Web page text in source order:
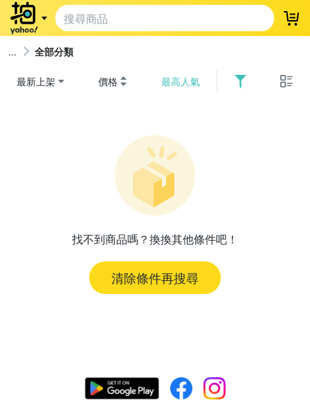
登
全部分類
最新上架 價格 最高人氣
找不到商品嗎？換換其他條件吧！
清除條件再搜尋